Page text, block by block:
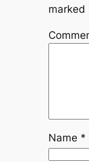
marked
Name *